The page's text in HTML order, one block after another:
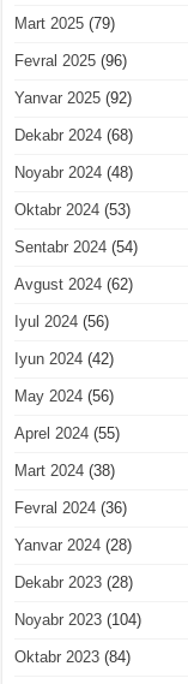
Mart 2025 (79)
Fevral 2025 (96)
Yanvar 2025 (92)
Dekabr 2024 (68)
Noyabr 2024 (48)
Oktabr 2024 (53)
Sentabr 2024 (54)
Avgust 2024 (62)
Iyul 2024 (56)
Iyun 2024 (42)
May 2024 (56)
Aprel 2024 (55)
Mart 2024 (38)
Fevral 2024 (36)
Yanvar 2024 (28)
Dekabr 2023 (28)
Noyabr 2023 (104)
Oktabr 2023 (84)